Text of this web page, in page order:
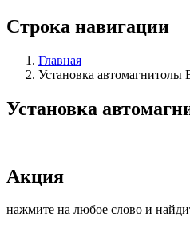
Строка навигации
Главная
Установка автомагнитолы
Установка
Акция
нажмите на любое слово и